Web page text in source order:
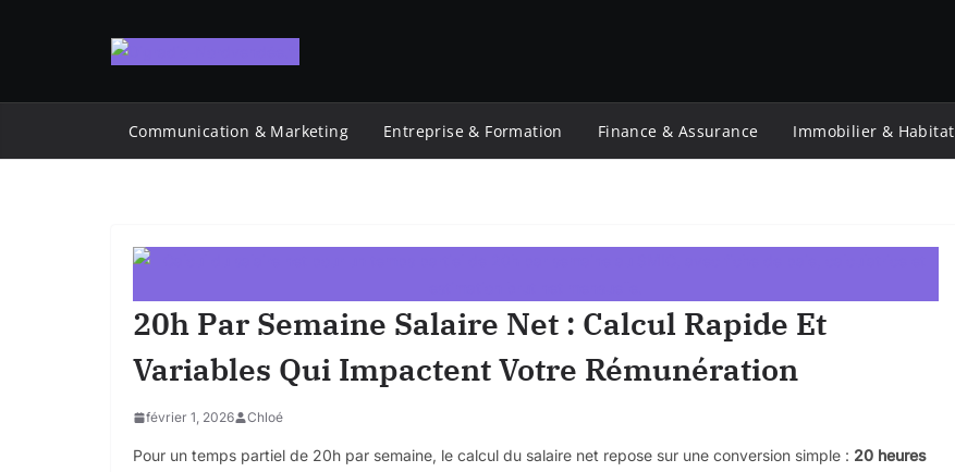
Communication & Marketing Entreprise & Formation Finance & Assurance Immobilier & Habitat
20h Par Semaine Salaire Net : Calcul Rapide Et
Variables Qui Impactent Votre Rémunération
février 1, 2026 Chloé
Pour un temps partiel de 20h par semaine, le calcul du salaire net repose sur une conversion simple : 20 heures